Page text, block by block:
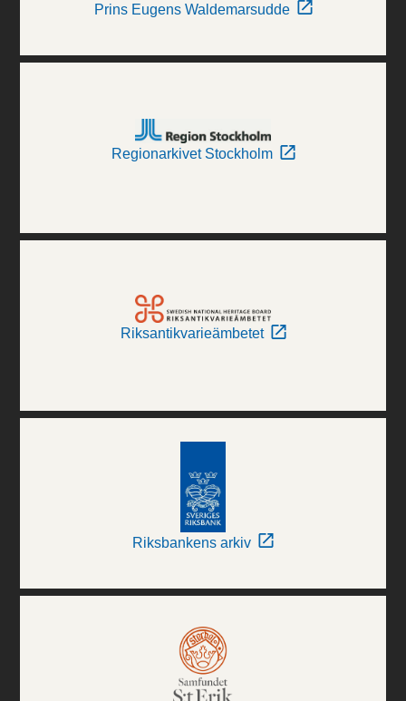
Prins Eugens Waldemarsudde
Regionarkivet Stockholm
Riksantikvarieämbetet
Riksbankens arkiv